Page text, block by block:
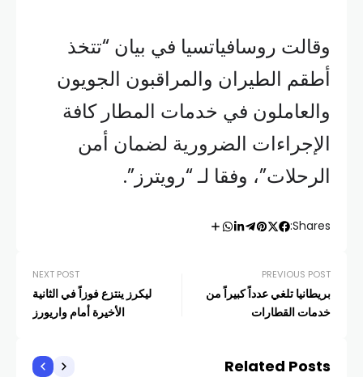
وقالت روسافياتسيا في بيان “تتخذ
أطقم الطيران والمراقبون الجويون
والعاملون في خدمات المطار كافة
الإجراءات الضرورية لضمان أمن
الرحلات”، وفقا لـ “رويترز”.
Shares:
PREVIOUS POST
بريطانيا تلغي عدداً كبيراً من
خدمات القطارات
NEXT POST
ليكرز ينتزع فوزاً في الثانية
الأخيرة أمام واريورز
Related Posts